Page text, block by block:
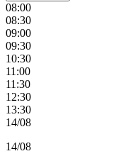
08:00
08:30
09:00
09:30
10:30
11:00
11:30
12:30
13:30
14/08
14/08